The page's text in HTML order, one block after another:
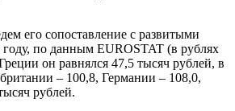
его сопоставление с развитыми
по данным EUROSTAT (в рублях
он равнялся 47,5 тысяч рублей, в
– 100,8, Германии – 108,0,
рублей.